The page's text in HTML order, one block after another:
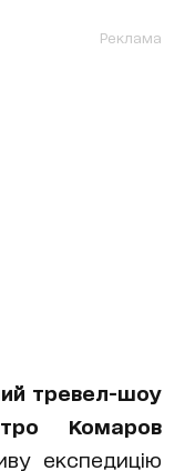
Реклама
тревел-шоу
Комаров
експедицію